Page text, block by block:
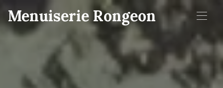
Menuiserie Rongeon